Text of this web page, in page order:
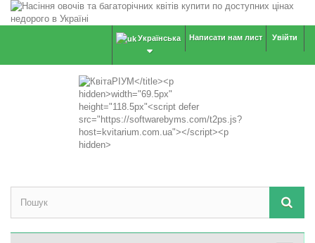
Увійти
Написати нам лист
Українська